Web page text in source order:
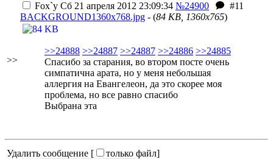
>>
Fox`у Сб 21 апреля 2012 23:09:34 №24900
#11
BACKGROUND1360x768.jpg - (84 KB, 1360x765)
>>24888 >>24887 >>24887 >>24886 >>24885
Спасибо за старания, во втором посте очень
симпатична арата, но у меня небольшая
аллергия на Евангелеон, да это скорее моя
проблема, но все равно спасибо
Выбрана эта
Удалить сообщение [ только файл]